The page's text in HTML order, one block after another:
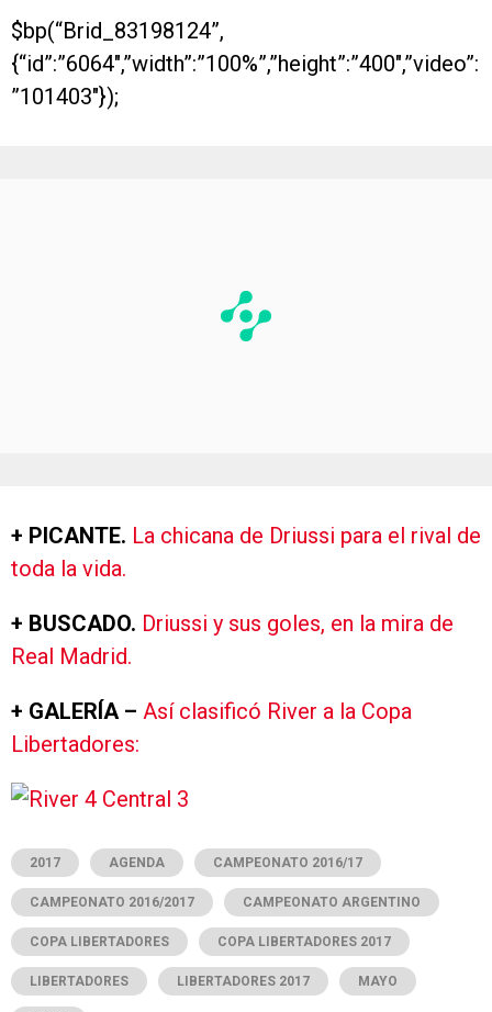
$bp(“Brid_83198124”,
{“id”:”6064″,”width”:”100%”,”height”:”400″,”video”:
”101403″});
+ PICANTE. La chicana de Driussi para el rival de
toda la vida.
+ BUSCADO. Driussi y sus goles, en la mira de
Real Madrid.
+ GALERÍA – Así clasificó River a la Copa
Libertadores:
2017 AGENDA CAMPEONATO 2016/17
CAMPEONATO 2016/2017 CAMPEONATO ARGENTINO
COPA LIBERTADORES COPA LIBERTADORES 2017
LIBERTADORES LIBERTADORES 2017 MAYO